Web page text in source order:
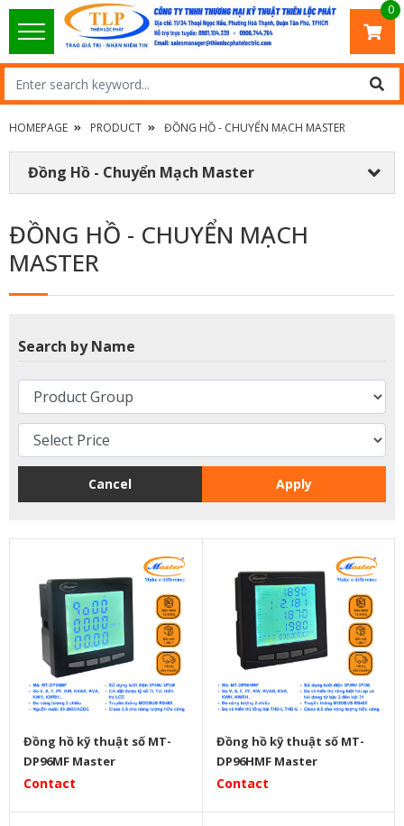
0
HOMEPAGE PRODUCT ĐỒNG HỒ - CHUYỂN MẠCH MASTER
Đồng Hồ - Chuyển Mạch Master
ĐỒNG HỒ - CHUYỂN MẠCH
MASTER
Search by Name
Cancel Apply
Đồng hồ kỹ thuật số MT-
DP96MF Master
Contact
Đồng hồ kỹ thuật số MT-
DP96HMF Master
Contact